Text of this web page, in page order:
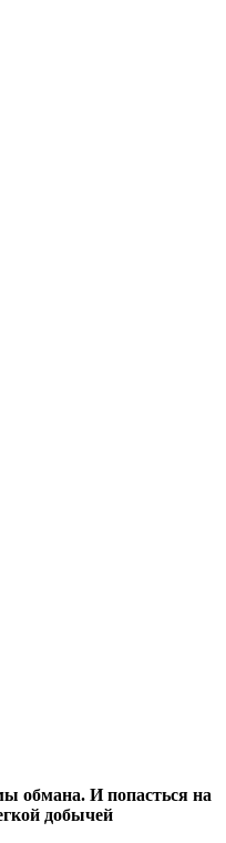
обмана. И попасться на
добычей